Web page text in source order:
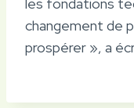
changement de
prospérer », a